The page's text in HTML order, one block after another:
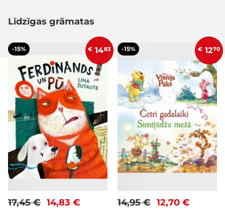
Līdzīgas grāmatas
-15% € 1483
14,83 €
17,45 €
-15% € 1270
12,70 €
14,95 €